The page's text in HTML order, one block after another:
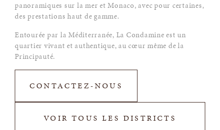
panoramiques sur la mer et Monaco, avec pour certaines,
des prestations haut de gamme.
Entourée par la Méditerranée, La Condamine est un
quartier vivant et authentique, au cœur même de la
Principauté.
CONTACTEZ-NOUS
VOIR TOUS LES DISTRICTS